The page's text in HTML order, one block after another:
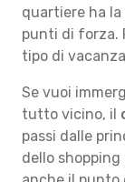
quartiere ha
punti di forza.
tipo di
Se vuoi
tutto vicino, il
passi dalle
dello